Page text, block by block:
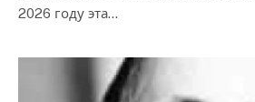
2026 году эта…